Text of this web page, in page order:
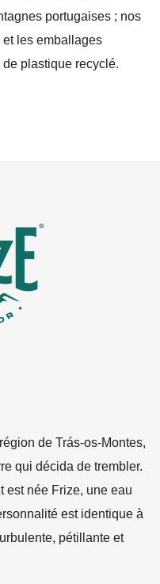
portugaises ; nos
les emballages
plastique recyclé.
de Trás-os-Montes,
qui décida de trembler.
est née Frize, une eau
est identique à
pétillante et